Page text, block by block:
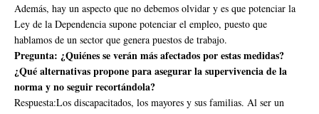
Además, hay un aspecto que no debemos olvidar y es que potenciar la
Ley de la Dependencia supone potenciar el empleo, puesto que
hablamos de un sector que genera puestos de trabajo.
Pregunta: ¿Quiénes se verán más afectados por estas medidas?
¿Qué alternativas propone para asegurar la supervivencia de la
norma y no seguir recortándola?
Respuesta:Los discapacitados, los mayores y sus familias. Al ser un